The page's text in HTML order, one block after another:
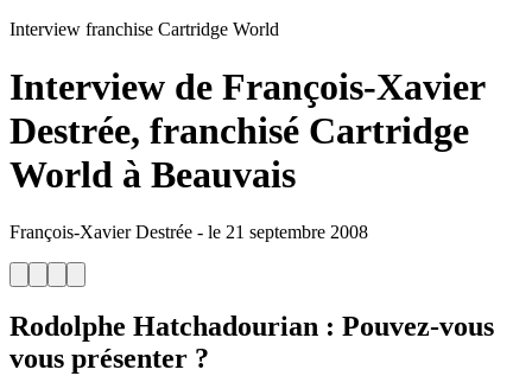
Interview franchise Cartridge World
Interview de François-Xavier
Destrée, franchisé Cartridge
World à Beauvais
François-Xavier Destrée - le 21 septembre 2008
Rodolphe Hatchadourian : Pouvez-vous
vous présenter ?